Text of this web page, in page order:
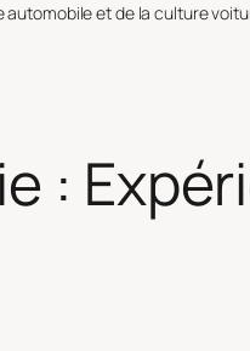
automobile et de la culture
: